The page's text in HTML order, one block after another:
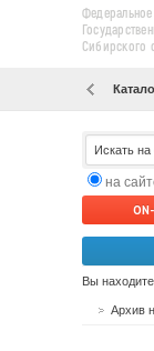
Сибирского
на
Вы